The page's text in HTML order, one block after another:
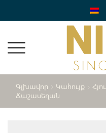
Գլխավոր Կահույք
Ճաշասեղան